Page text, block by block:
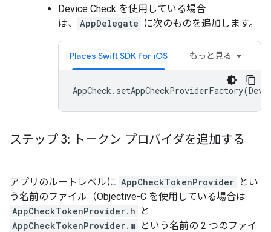
Device Check を使用している場合
は、
AppDelegate に次のものを追加します。
Places Swift SDK for iOS もっと見る
AppCheck . setAppCheckProviderFactory(
ステップ 3: トークン プロバイダを追加する
アプリのルートレベルに AppCheckTokenProvider とい
う名前のファイル（Objective-C を使用している場合は
AppCheckTokenProvider.h
と
AppCheckTokenProvider.m という名前の 2 つのファイ